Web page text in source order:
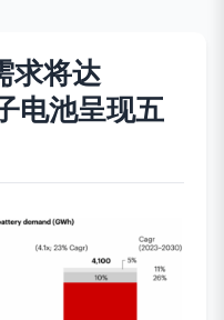
求将达
电池呈现五